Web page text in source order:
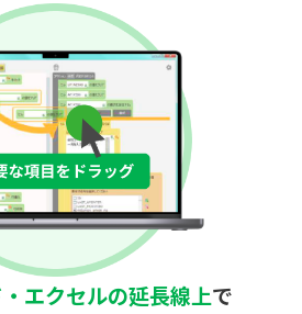
エクセルの延長線上で